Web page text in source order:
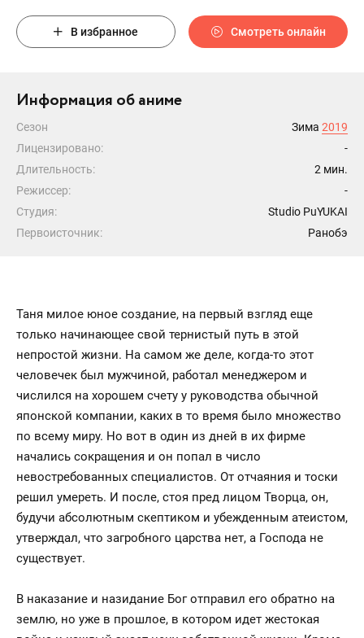
В избранное Смотреть онлайн
Информация об аниме
Сезон Зима 2019
Лицензировано:
-
Длительность:
2 мин.
Режиссер:
-
Студия:
Studio PuYUKAI
Первоисточник:
Ранобэ
Таня милое юное создание, на первый взгляд еще
только начинающее свой тернистый путь в этой
непростой жизни. На самом же деле, когда-то этот
человечек был мужчиной, работал менеджером и
числился на хорошем счету у руководства обычной
японской компании, каких в то время было множество
по всему миру. Но вот в один из дней в их фирме
начались сокращения и он попал в число
невостребованных специалистов. От отчаяния и тоски
решил умереть. И после, стоя пред лицом Творца, он,
будучи абсолютным скептиком и убежденным атеистом,
утверждал, что загробного царства нет, а Господа не
существует.
В наказание и назидание Бог отправил его обратно на
землю, но уже в прошлое, в котором идет жестокая